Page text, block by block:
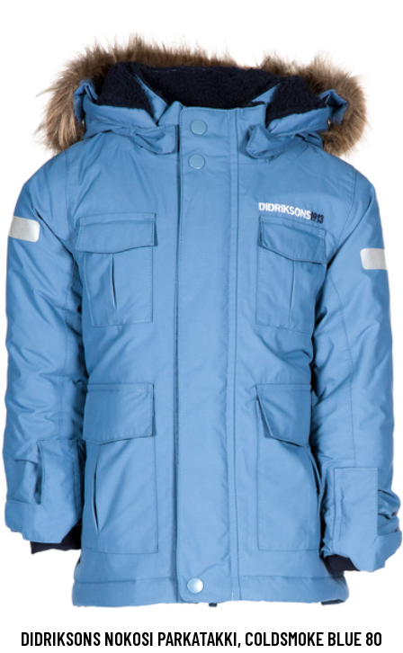
DIDRIKSONS NOKOSI PARKATAKKI, COLDSMOKE BLUE 80